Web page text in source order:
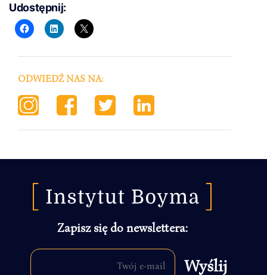
Udostępnij:
ODWIEDŹ NAS NA:
Zapisz się do newslettera: